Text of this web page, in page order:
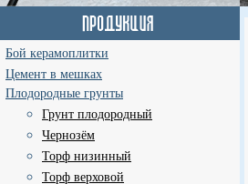
Бой керамоплитки
Цемент в мешках
Плодородные грунты
Грунт плодородный
Чернозём
Торф низинный
Торф верховой